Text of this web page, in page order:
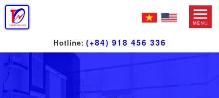
Hotline: (+84) 918 456 336